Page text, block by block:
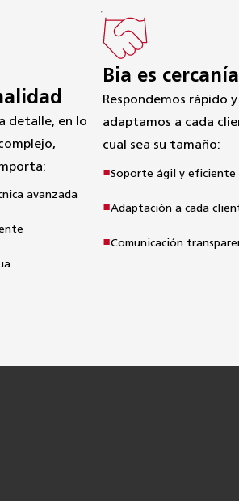
detalle, en lo
avanzada
Bia es cercanía
Respondemos rápido y
adaptamos a cada
cual sea su tamaño:
Soporte ágil y eficiente
Adaptación a cada
Comunicación